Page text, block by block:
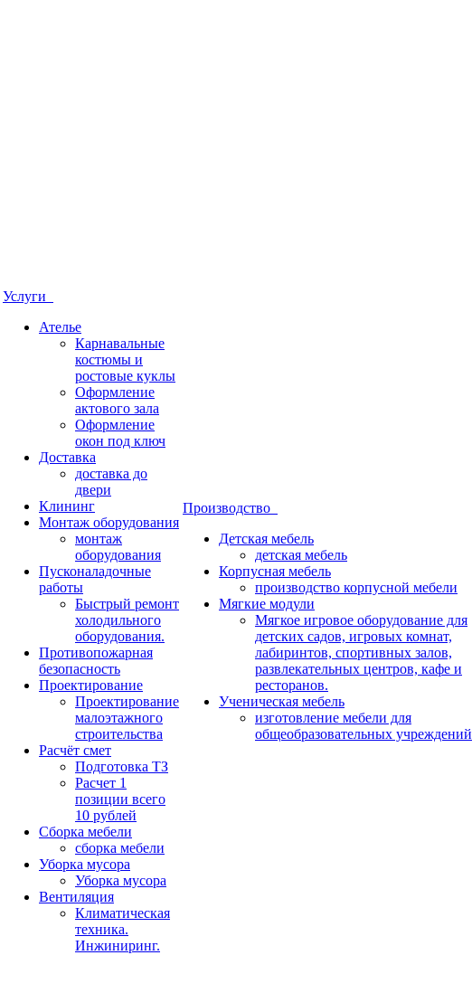
Услуги
Ателье
Карнавальные
костюмы и
ростовые куклы
Оформление
актового зала
Оформление
окон под ключ
Доставка
доставка до
двери
Клининг
Монтаж оборудования
монтаж
оборудования
Пусконаладочные
работы
Быстрый ремонт
холодильного
оборудования.
Противопожарная
безопасность
Проектирование
Проектирование
малоэтажного
строительства
Расчёт смет
Подготовка ТЗ
Расчет 1
позиции всего
10 рублей
Сборка мебели
сборка мебели
Уборка мусора
Уборка мусора
Вентиляция
Климатическая
техника.
Инжиниринг.
Производство
Детская мебель
детская мебель
Корпусная мебель
производство корпусной мебели
Мягкие модули
Мягкое игровое оборудование для
детских садов, игровых комнат,
лабиринтов, спортивных залов,
развлекательных центров, кафе и
ресторанов.
Ученическая мебель
изготовление мебели для
общеобразовательных учреждений